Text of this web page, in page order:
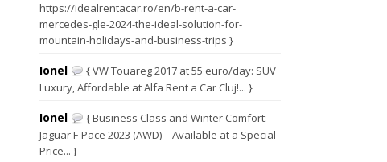
https://idealrentacar.ro/en/b-rent-a-car-
mercedes-gle-2024-the-ideal-solution-for-
mountain-holidays-and-business-trips }
Ionel
{ VW Touareg 2017 at 55 euro/day: SUV
Luxury, Affordable at Alfa Rent a Car Cluj!... }
Ionel
{ Business Class and Winter Comfort:
Jaguar F-Pace 2023 (AWD) – Available at a Special
Price... }